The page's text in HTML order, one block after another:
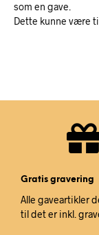
som en gave.
Dette kunne være
Gratis gravering
Alle gaveartikler
til det er inkl.